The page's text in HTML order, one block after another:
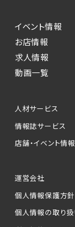
イベント情報
お店情報
求人情報
動画一覧
人材サービス
情報誌サービス
店舗・イベント情
運営会社
個人情報保護方針
個人情報の取り扱